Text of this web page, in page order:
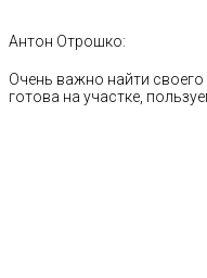
Антон Отрошко:
Очень важно найти
готова на участке,